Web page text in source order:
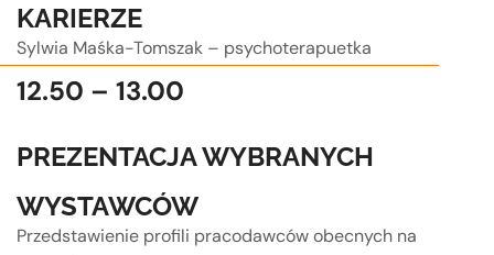
KARIERZE
Sylwia Maśka-Tomszak – psychoterapuetka
12.50 – 13.00
PREZENTACJA WYBRANYCH
WYSTAWCÓW
Przedstawienie profili pracodawców obecnych na